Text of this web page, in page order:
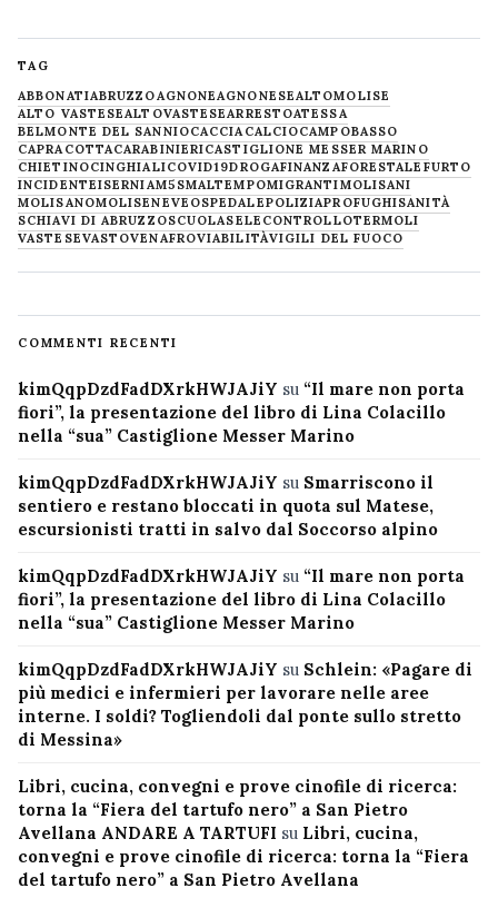
TAG
ABBONATIABRUZZOAGNONEAGNONESEALTOMOLISE
ALTO VASTESEALTOVASTESEARRESTOATESSA
BELMONTE DEL SANNIOCACCIACALCIOCAMPOBASSO
CAPRACOTTACARABINIERICASTIGLIONE MESSER MARINO
CHIETINOCINGHIALICOVID19DROGAFINANZAFORESTALE FURTO
INCIDENTEISERNIAM5SMALTEMPOMIGRANTIMOLISANI
MOLISANOMOLISENEVE OSPEDALEPOLIZIAPROFUGHISANITÀ
SCHIAVI DI ABRUZZOSCUOLASELECONTROLLOTERMOLI
VASTESEVASTOVENAFROVIABILITÀVIGILI DEL FUOCO
COMMENTI RECENTI
kimQqpDzdFadDXrkHWJAJiY su “Il mare non porta
fiori”, la presentazione del libro di Lina Colacillo
nella “sua” Castiglione Messer Marino
kimQqpDzdFadDXrkHWJAJiY su Smarriscono il
sentiero e restano bloccati in quota sul Matese,
escursionisti tratti in salvo dal Soccorso alpino
kimQqpDzdFadDXrkHWJAJiY su “Il mare non porta
fiori”, la presentazione del libro di Lina Colacillo
nella “sua” Castiglione Messer Marino
kimQqpDzdFadDXrkHWJAJiY su Schlein: «Pagare di
più medici e infermieri per lavorare nelle aree
interne. I soldi? Togliendoli dal ponte sullo stretto
di Messina»
Libri, cucina, convegni e prove cinofile di ricerca:
torna la “Fiera del tartufo nero” a San Pietro
Avellana ANDARE A TARTUFI su Libri, cucina,
convegni e prove cinofile di ricerca: torna la “Fiera
del tartufo nero” a San Pietro Avellana